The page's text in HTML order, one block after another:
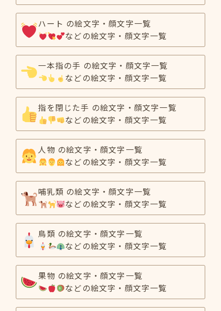
ハート の絵文字・顔文字一覧
などの絵文字・顔文字一覧
一本指の手 の絵文字・顔文字一覧
などの絵文字・顔文字一覧
指を閉じた手 の絵文字・顔文字一覧
などの絵文字・顔文字一覧
人物 の絵文字・顔文字一覧
などの絵文字・顔文字一覧
哺乳類 の絵文字・顔文字一覧
などの絵文字・顔文字一覧
鳥類 の絵文字・顔文字一覧
などの絵文字・顔文字一覧
果物 の絵文字・顔文字一覧
などの絵文字・顔文字一覧